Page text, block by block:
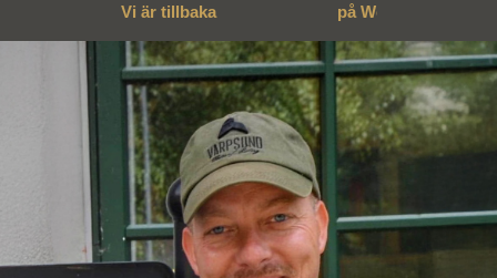
Vi är tillbaka på We